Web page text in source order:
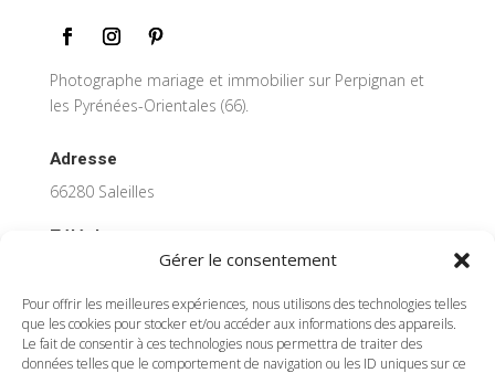
Gérer le consentement
Pour offrir les meilleures expériences, nous utilisons des technologies telles
que les cookies pour stocker et/ou accéder aux informations des appareils.
Le fait de consentir à ces technologies nous permettra de traiter des
données telles que le comportement de navigation ou les ID uniques sur ce
Photographe mariage et immobilier sur Perpignan et
les Pyrénées-Orientales (66).
Adresse
66280 Saleilles
Téléphone
Email
damien.gobron@gmail.com